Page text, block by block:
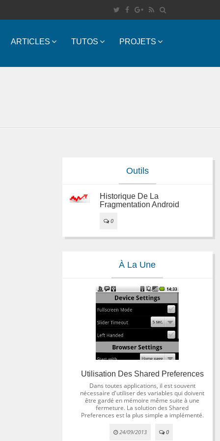
ARTICLES TUTOS PROJETS
Outils
Historique De La
Fragmentation Android
0
À La Une
Utilisation Des Shared Preferences
Dans toutes applications, il est souvent
nécessaire d'utiliser des variables qui doivent
être gardé en mémoire même suite à une
fermeture. La solution des Shared
Preferences est la plus simple a implémenté.
24/09/2013 0